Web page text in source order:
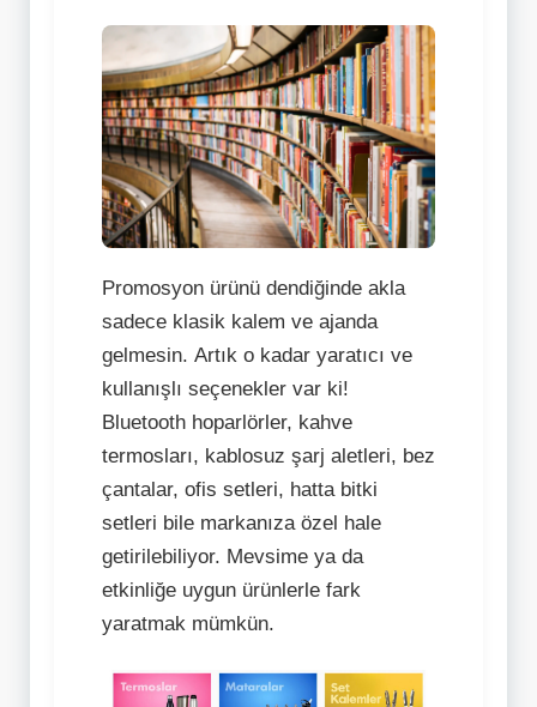
Promosyon ürünü dendiğinde akla
sadece klasik kalem ve ajanda
gelmesin. Artık o kadar yaratıcı ve
kullanışlı seçenekler var ki!
Bluetooth hoparlörler, kahve
termosları, kablosuz şarj aletleri, bez
çantalar, ofis setleri, hatta bitki
setleri bile markanıza özel hale
getirilebiliyor. Mevsime ya da
etkinliğe uygun ürünlerle fark
yaratmak mümkün.